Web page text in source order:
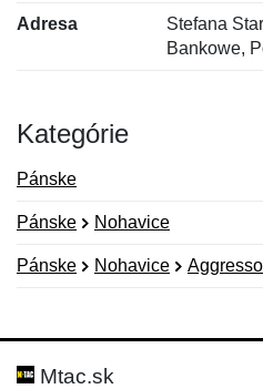
Adresa
Stefana
Bankowe,
Kategórie
Pánske
Pánske Nohavice
Pánske Nohavice
Hodnotenie:
Meno:
Mtac.sk